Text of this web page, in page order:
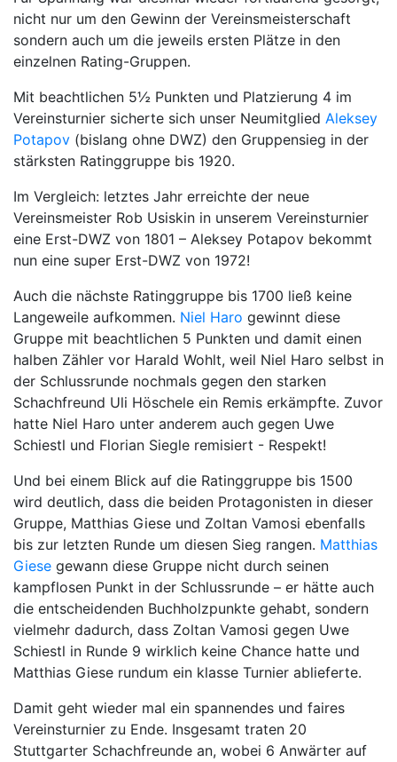
nicht nur um den Gewinn der Vereinsmeisterschaft
sondern auch um die jeweils ersten Plätze in den
einzelnen Rating-Gruppen.
Mit beachtlichen 5½ Punkten und Platzierung 4 im
Vereinsturnier sicherte sich unser Neumitglied Aleksey
Potapov (bislang ohne DWZ) den Gruppensieg in der
stärksten Ratinggruppe bis 1920.
Im Vergleich: letztes Jahr erreichte der neue
Vereinsmeister Rob Usiskin in unserem Vereinsturnier
eine Erst-DWZ von 1801 – Aleksey Potapov bekommt
nun eine super Erst-DWZ von 1972!
Auch die nächste Ratinggruppe bis 1700 ließ keine
Langeweile aufkommen. Niel Haro gewinnt diese
Gruppe mit beachtlichen 5 Punkten und damit einen
halben Zähler vor Harald Wohlt, weil Niel Haro selbst in
der Schlussrunde nochmals gegen den starken
Schachfreund Uli Höschele ein Remis erkämpfte. Zuvor
hatte Niel Haro unter anderem auch gegen Uwe
Schiestl und Florian Siegle remisiert - Respekt!
Und bei einem Blick auf die Ratinggruppe bis 1500
wird deutlich, dass die beiden Protagonisten in dieser
Gruppe, Matthias Giese und Zoltan Vamosi ebenfalls
bis zur letzten Runde um diesen Sieg rangen. Matthias
Giese gewann diese Gruppe nicht durch seinen
kampflosen Punkt in der Schlussrunde – er hätte auch
die entscheidenden Buchholzpunkte gehabt, sondern
vielmehr dadurch, dass Zoltan Vamosi gegen Uwe
Schiestl in Runde 9 wirklich keine Chance hatte und
Matthias Giese rundum ein klasse Turnier ablieferte.
Damit geht wieder mal ein spannendes und faires
Vereinsturnier zu Ende. Insgesamt traten 20
Stuttgarter Schachfreunde an, wobei 6 Anwärter auf